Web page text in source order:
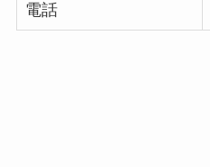
電話